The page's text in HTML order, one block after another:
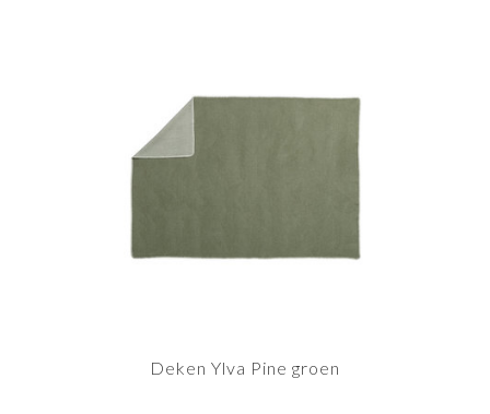
Deken Ylva Pine groen